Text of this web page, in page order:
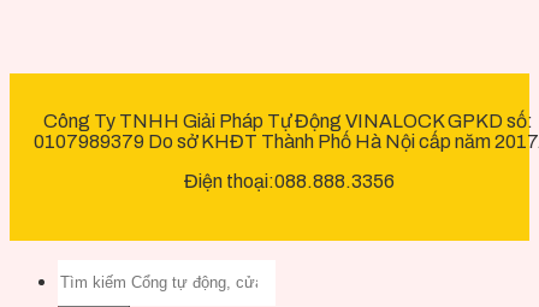
Công Ty TNHH Giải Pháp Tự Động VINALOCK GPKD số:
0107989379 Do sở KHĐT Thành Phố Hà Nội cấp năm
Điện thoại:088.888.3356